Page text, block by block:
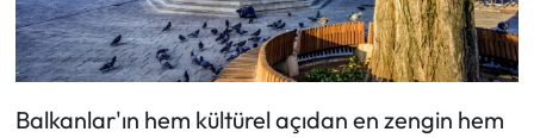
Balkanlar'ın hem kültürel açıdan en zengin hem